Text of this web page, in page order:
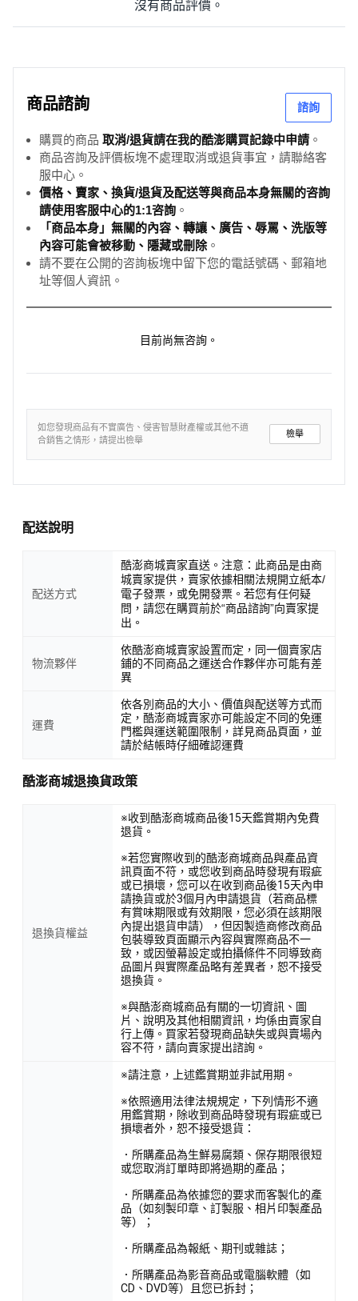
暖。
科普：防水膠圈無法抵擋「高溫蒸氣」。因蒸氣入侵導致的
主機板氧化腐蝕，屬於人為疏失，不予免費保固。
關於充電：請使用 5V/1A 充電頭（如電腦 USB 孔）。 禁止
使用手機快充頭（高伏特電壓），容易導致電池過熱膨脹或
晶片燒毀。
外觀損傷：人為摔落導致的螢幕破裂、按鍵凹陷或錶帶斷
裂。
【鑑賞期 ＆ 退換貨規則】
退貨標準：商品須維持「全新未拆封」狀態。
拆封視同使用：智慧手錶屬於精密電子產品，一經開機連網
配對，系統即寫入保固日期，價值已減損。
向您收取 商品售價 20%~30% 之整新還原費用。我們有台
沒有商品評價。
商品諮詢 諮詢
購買的商品 取消/退貨請在我的酷澎購買記錄中申請 。
商品咨詢及評價板塊不處理取消或退貨事宜，請聯絡客
服中心。
價格、賣家、換貨/退貨及配送等與商品本身無關的咨詢
請使用客服中心的1:1咨詢 。
「商品本身」無關的內容、轉讓、廣告、辱罵、洗版等
內容可能會被移動、隱藏或刪除。
請不要在公開的咨詢板塊中留下您的電話號碼、郵箱地
址等個人資訊。
目前尚無咨詢。
如您發現商品有不實廣告、侵害智慧財產權或其他不適
合銷售之情形，請提出檢舉
檢舉
配送說明
配送方式
酷澎商城賣家直送。注意：此商品是由商
城賣家提供，賣家依據相關法規開立紙本/
電子發票，或免開發票。若您有任何疑
問，請您在購買前於“商品諮詢”向賣家提
出。
物流夥伴
依酷澎商城賣家設置而定，同一個賣家店
鋪的不同商品之運送合作夥伴亦可能有差
異
運費
依各別商品的大小、價值與配送等方式而
定，酷澎商城賣家亦可能設定不同的免運
門檻與運送範圍限制，詳見商品頁面，並
請於結帳時仔細確認運費
酷澎商城退換貨政策
退換貨權益
※收到酷澎商城商品後15天鑑賞期內免費
退貨。
※若您實際收到的酷澎商城商品與產品資
訊頁面不符，或您收到商品時發現有瑕疵
或已損壞，您可以在收到商品後15天內申
請換貨或於3個月內申請退貨（若商品標
有賞味期限或有效期限，您必須在該期限
內提出退貨申請），但因製造商修改商品
包裝導致頁面顯示內容與實際商品不一
致，或因螢幕設定或拍攝條件不同導致商
品圖片與實際產品略有差異者，恕不接受
退換貨。
※與酷澎商城商品有關的一切資訊、圖
片、說明及其他相關資訊，均係由賣家自
行上傳。買家若發現商品缺失或與賣場內
容不符，請向賣家提出諮詢。
※請注意，上述鑑賞期並非試用期。
※依照適用法律法規規定，下列情形不適
用鑑賞期，除收到商品時發現有瑕疵或已
損壞者外，恕不接受退貨：
．所購產品為生鮮易腐類、保存期限很短
或您取消訂單時即將過期的產品；
．所購產品為依據您的要求而客製化的產
品（如刻製印章、訂製服、相片印製產品
等）；
．所購產品為報紙、期刊或雜誌；
．所購產品為影音商品或電腦軟體（如
CD、DVD等）且您已拆封；